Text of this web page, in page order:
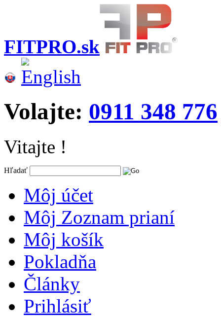
FITPRO.sk
Volajte: 0911 348 776
Vitajte !
Hľadať
Môj účet
Môj Zoznam prianí
Môj košík
Pokladňa
Články
Prihlásiť